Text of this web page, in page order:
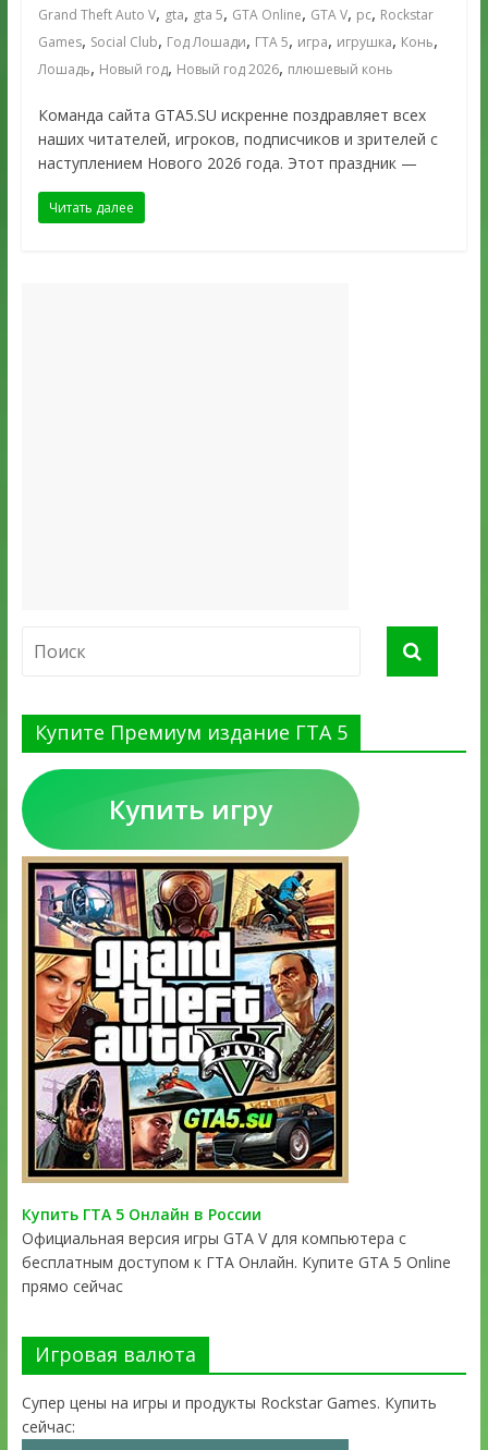
Grand Theft Auto V, gta, gta 5, GTA Online, GTA V, pc, Rockstar
Games, Social Club, Год Лошади, ГТА 5, игра, игрушка, Конь,
Лошадь, Новый год, Новый год 2026, плюшевый конь
Команда сайта GTA5.SU искренне поздравляет всех
наших читателей, игроков, подписчиков и зрителей с
наступлением Нового 2026 года. Этот праздник —
Читать далее
Купите Премиум издание ГТА 5
Купить игру
Купить ГТА 5 Онлайн в России
Официальная версия игры GTA V для компьютера с
бесплатным доступом к ГТА Онлайн. Купите GTA 5 Online
прямо сейчас
Игровая валюта
Супер цены на игры и продукты Rockstar Games. Купить
сейчас: